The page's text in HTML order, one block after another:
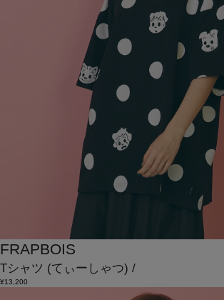
FRAPBOIS
Tシャツ (てぃーしゃつ) /
¥13,200